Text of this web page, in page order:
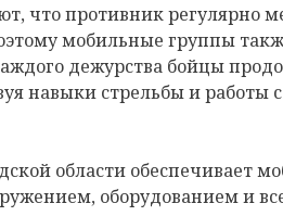
что противник регулярно
мобильные группы
дежурства бойцы
навыки стрельбы и работы
области обеспечивает
оборудованием и